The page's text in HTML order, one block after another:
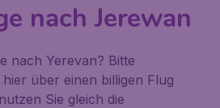
nach Jerewan
nach Yerevan? Bitte
über einen billigen Flug
Sie gleich die